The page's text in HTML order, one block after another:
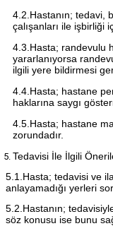
4.2.Hastanın; tedavi,
çalışanları ile işbirliği
4.3.Hasta; randevulu
yararlanıyorsa
ilgili yere bildirmesi
4.4.Hasta; hastane
haklarına saygı
4.5.Hasta; hastane
zorundadır.
Tedavisi İle İlgili
5.1.Hasta; tedavisi ve
anlayamadığı yerleri
5.2.Hastanın;
söz konusu ise bunu